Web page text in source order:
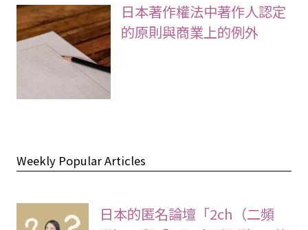
日本著作權法中著作人認定
的原則與商業上的例外
Weekly Popular Articles
日本的匿名論壇「2ch（二頻